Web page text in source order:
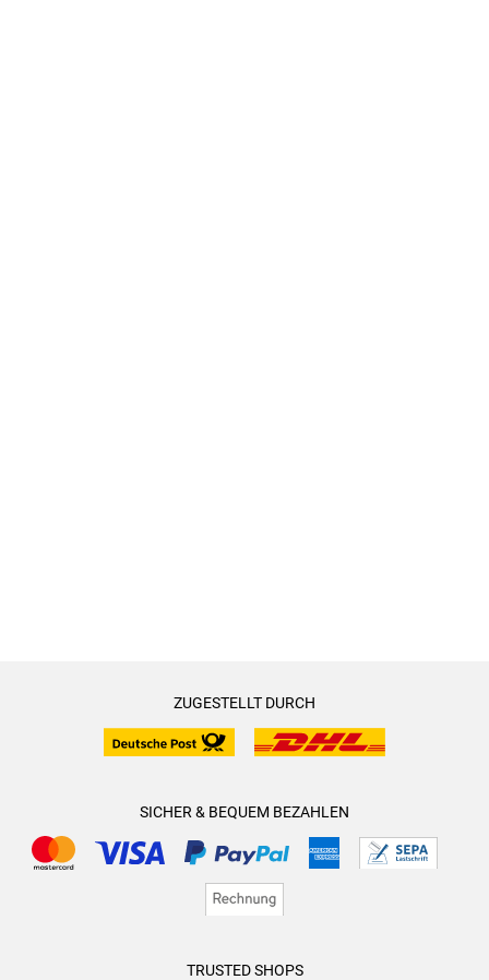
ZUGESTELLT DURCH
SICHER & BEQUEM BEZAHLEN
TRUSTED SHOPS